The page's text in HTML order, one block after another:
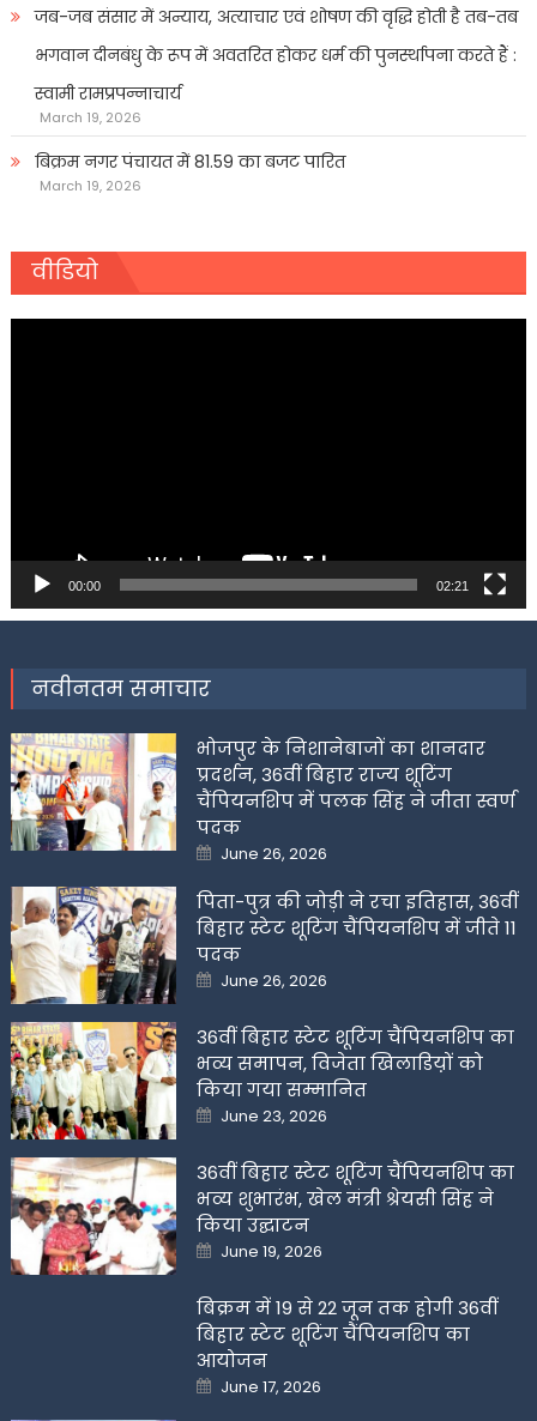
जब-जब संसार में अन्याय, अत्याचार एवं शोषण की वृद्धि होती है तब-तब
भगवान दीनबंधु के रूप में अवतरित होकर धर्म की पुनर्स्थापना करते हैं :
स्वामी रामप्रपन्नाचार्य
March 19, 2026
बिक्रम नगर पंचायत में 81.59 का बजट पारित
March 19, 2026
वीडियो
00:00 02:21
नवीनतम समाचार
भोजपुर के निशानेबाजों का शानदार
प्रदर्शन, 36वीं बिहार राज्य शूटिंग
चैंपियनशिप में पलक सिंह ने जीता स्वर्ण
पदक
Posted
on
June 26, 2026
पिता-पुत्र की जोड़ी ने रचा इतिहास, 36वीं
बिहार स्टेट शूटिंग चैंपियनशिप में जीते 11
पदक
Posted
on
June 26, 2026
36वीं बिहार स्टेट शूटिंग चैंपियनशिप का
भव्य समापन, विजेता खिलाडिय़ों को
किया गया सम्मानित
Posted
on
June 23, 2026
36वीं बिहार स्टेट शूटिंग चैंपियनशिप का
भव्य शुभारंभ, खेल मंत्री श्रेयसी सिंह ने
किया उद्घाटन
Posted
on
June 19, 2026
बिक्रम में 19 से 22 जून तक होगी 36वीं
बिहार स्टेट शूटिंग चैंपियनशिप का
आयोजन
Posted
on
June 17, 2026